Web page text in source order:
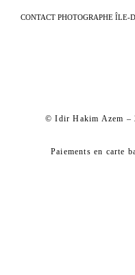
CONTACT PHOTOGRAPHE
© Idir Hakim Azem –
Paiements en carte